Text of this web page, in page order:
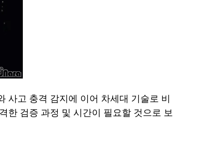
사고 충격 감지에 이어 차세대 기술로 비
한 검증 과정 및 시간이 필요할 것으로 보